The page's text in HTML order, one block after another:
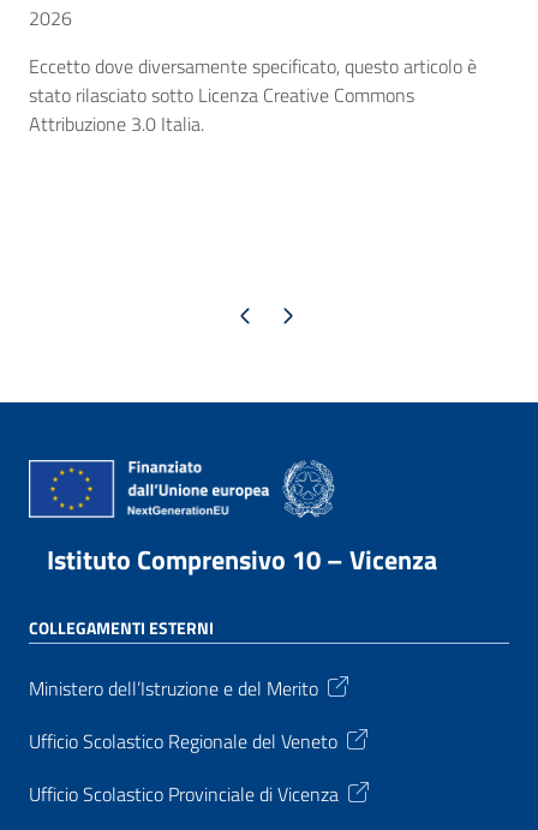
2026
Eccetto dove diversamente specificato, questo articolo è
stato rilasciato sotto Licenza Creative Commons
Attribuzione 3.0 Italia.
Pagina precedente
Pagina successiva
Istituto Comprensivo 10 – Vicenza
COLLEGAMENTI ESTERNI
Ministero dell’Istruzione e del Merito
Ufficio Scolastico Regionale del Veneto
Ufficio Scolastico Provinciale di Vicenza